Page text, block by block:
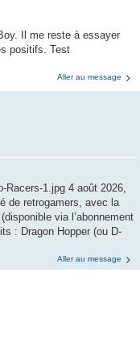
Il me reste à essayer
positifs. Test
Aller au message
Racers-1.jpg 4 août 2026,
de retrogamers, avec la
via l’abonnement
: Dragon Hopper (ou D-
Aller au message